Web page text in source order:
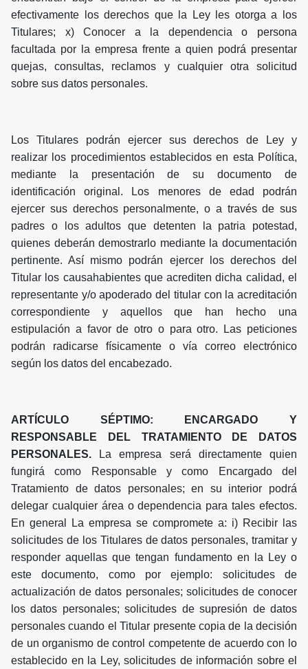
efectivamente los derechos que la Ley les otorga a los
Titulares; x) Conocer a la dependencia o persona
facultada por la empresa frente a quien podrá presentar
quejas, consultas, reclamos y cualquier otra solicitud
sobre sus datos personales.
Los Titulares podrán ejercer sus derechos de Ley y
realizar los procedimientos establecidos en esta Política,
mediante la presentación de su documento de
identificación original. Los menores de edad podrán
ejercer sus derechos personalmente, o a través de sus
padres o los adultos que detenten la patria potestad,
quienes deberán demostrarlo mediante la documentación
pertinente. Así mismo podrán ejercer los derechos del
Titular los causahabientes que acrediten dicha calidad, el
representante y/o apoderado del titular con la acreditación
correspondiente y aquellos que han hecho una
estipulación a favor de otro o para otro. Las peticiones
podrán radicarse físicamente o vía correo electrónico
según los datos del encabezado.
ARTÍCULO SÉPTIMO: ENCARGADO Y
RESPONSABLE DEL TRATAMIENTO DE DATOS
PERSONALES. La empresa será directamente quien
fungirá como Responsable y como Encargado del
Tratamiento de datos personales; en su interior podrá
delegar cualquier área o dependencia para tales efectos.
En general La empresa se compromete a: i) Recibir las
solicitudes de los Titulares de datos personales, tramitar y
responder aquellas que tengan fundamento en la Ley o
este documento, como por ejemplo: solicitudes de
actualización de datos personales; solicitudes de conocer
los datos personales; solicitudes de supresión de datos
personales cuando el Titular presente copia de la decisión
de un organismo de control competente de acuerdo con lo
establecido en la Ley, solicitudes de información sobre el